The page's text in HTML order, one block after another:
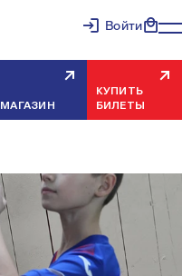
Войти
МАГАЗИН
КУПИТЬ
БИЛЕТЫ